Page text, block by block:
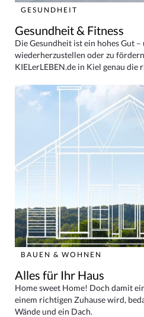
GESUNDHEIT
Gesundheit & Fitness
Die Gesundheit ist ein hohes Gut –
wiederherzustellen oder zu
KIELerLEBEN.de in Kiel genau
BAUEN & WOHNEN
Alles für Ihr Haus
Home sweet Home! Doch damit
einem richtigen Zuhause wird,
Wände und ein Dach.